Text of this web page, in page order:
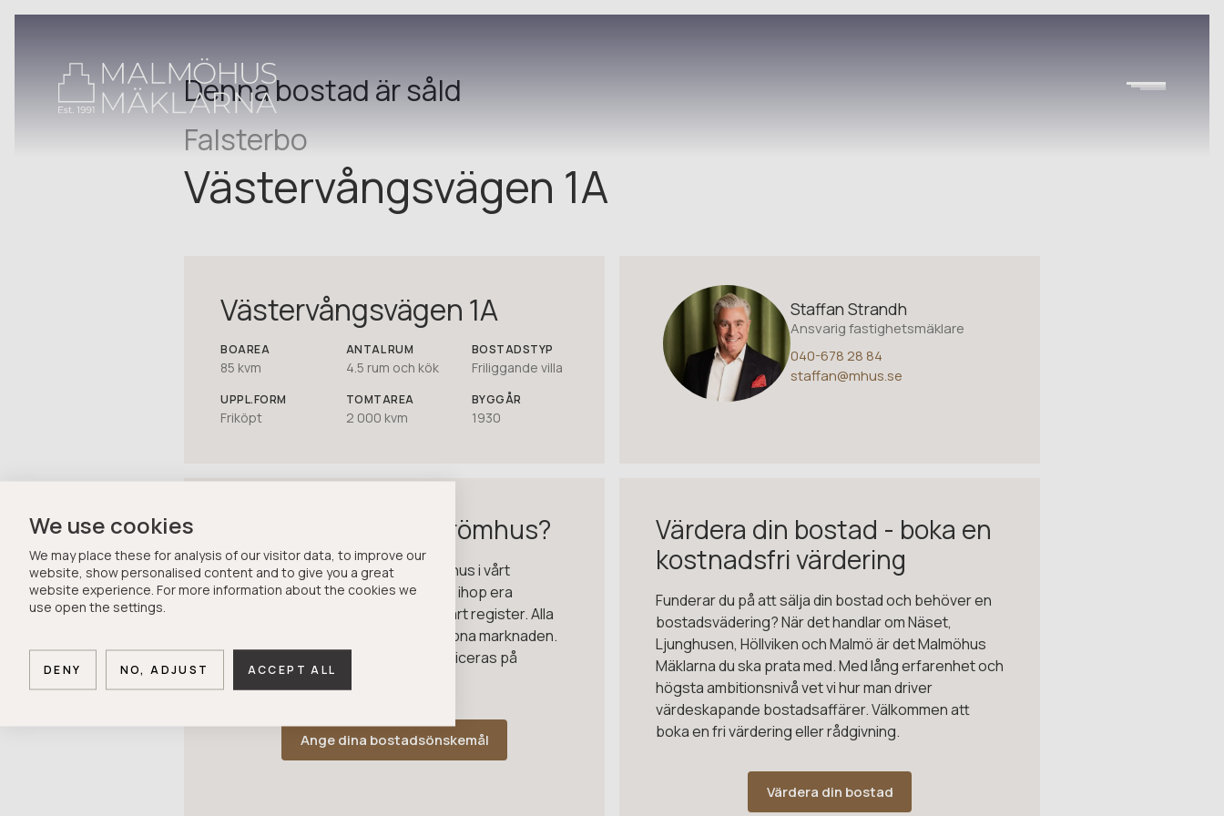
Denna bostad är såld
Falsterbo
Västervångsvägen 1A
Västervångsvägen 1A
BOAREA
85 kvm
ANTAL RUM
4.5 rum och kök
BOSTADSTYP
Friliggande villa
UPPL.FORM
Friköpt
TOMTAREA
2 000 kvm
BYGGÅR
1930
Staffan Strandh
Ansvarig fastighetsmäklare
040-678 28 84
staffan@mhus.se
Letar du efter ditt drömhus?
Lägg in dina önskemål om ditt drömhus i vårt
spekulantregister, så kan vi matcha ihop era
önskemål med säljare som finns i vårt register. Alla
hus kommer nämligen inte ut på öppna marknaden.
En del hus säljs innan de hinner publiceras på
Hemnet.
Ange dina bostadsönskemål
Värdera din bostad - boka en
kostnadsfri värdering
Funderar du på att sälja din bostad och behöver en
bostadsvädering? När det handlar om Näset,
Ljunghusen, Höllviken och Malmö är det Malmöhus
Mäklarna du ska prata med. Med lång erfarenhet och
högsta ambitionsnivå vet vi hur man driver
värdeskapande bostadsaffärer. Välkommen att
boka en fri värdering eller rådgivning.
Värdera din bostad
We use cookies
We may place these for analysis of our visitor data, to improve our
website, show personalised content and to give you a great
website experience. For more information about the cookies we
use open the settings.
DENY NO, ADJUST ACCEPT ALL